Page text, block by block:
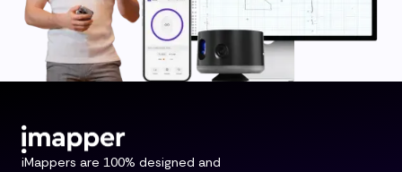
iMappers are 100% designed and